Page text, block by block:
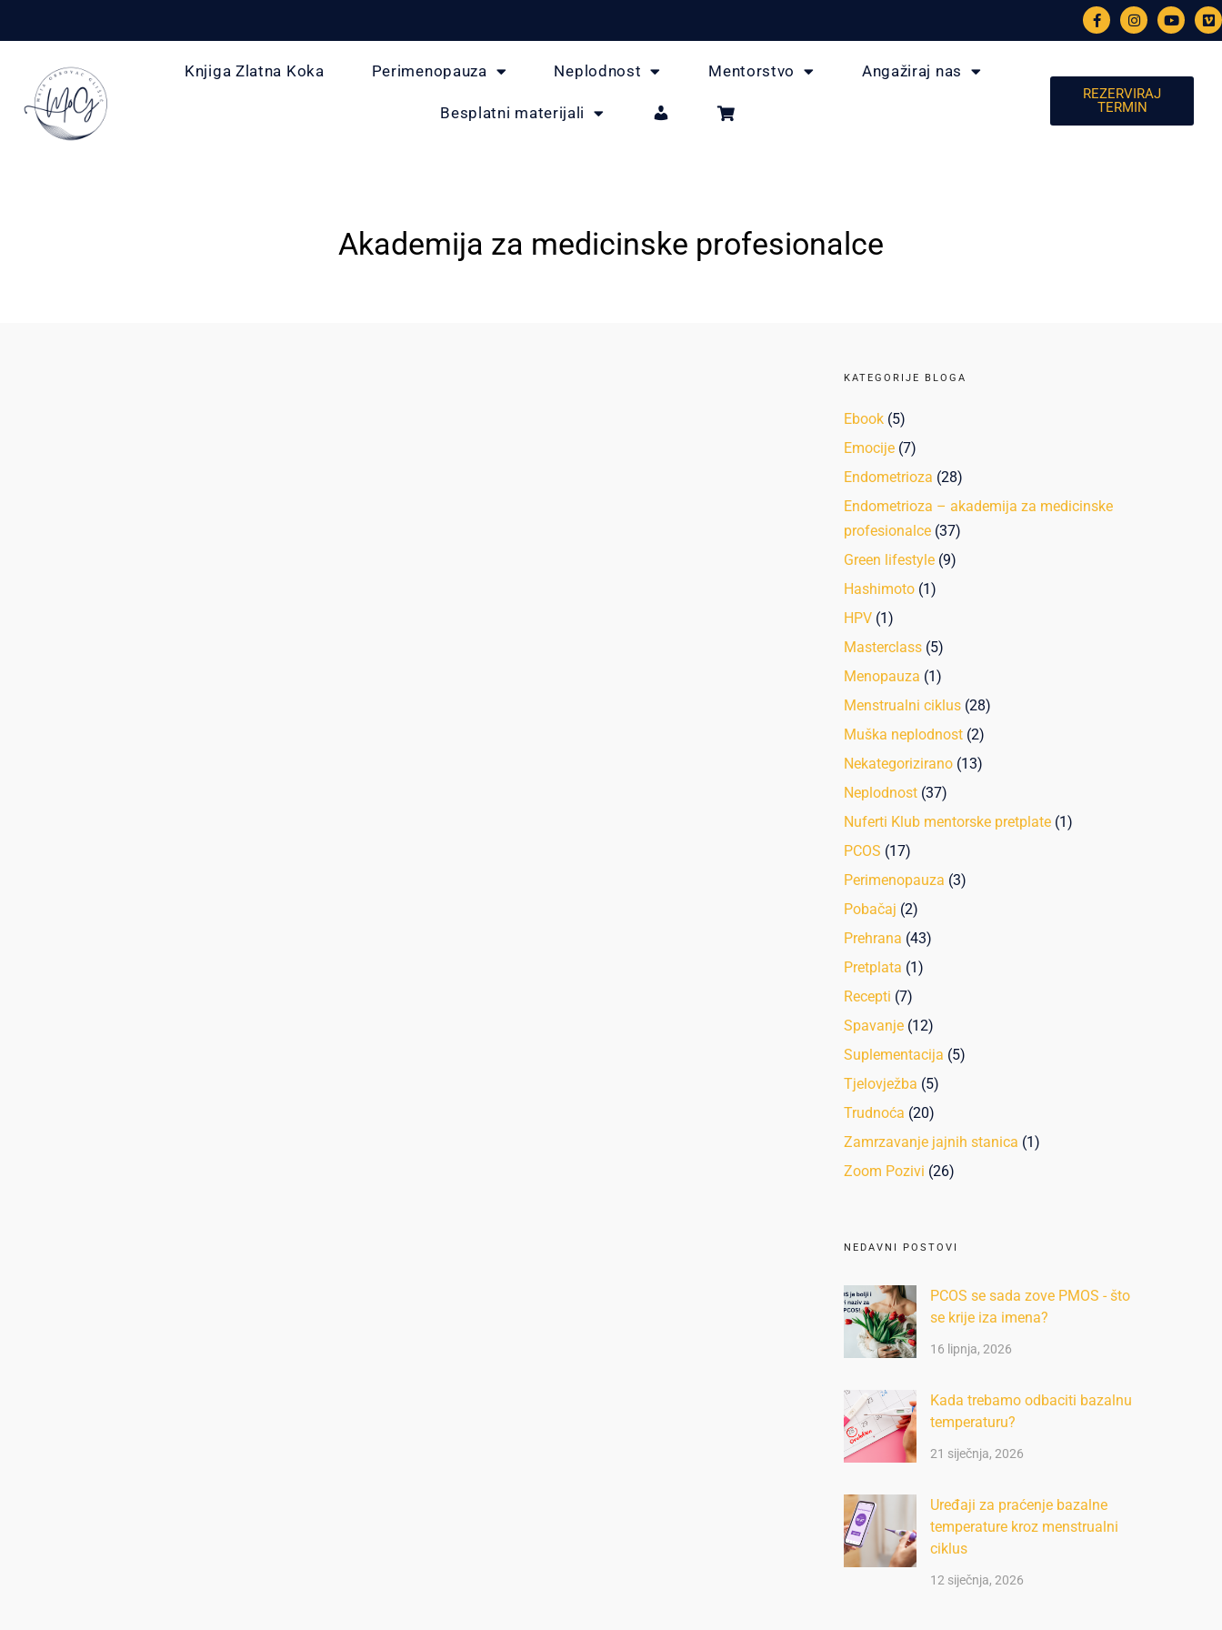
Knjiga Zlatna Koka Perimenopauza Neplodnost Mentorstvo Angažiraj nas
Besplatni materijali
REZERVIRAJ
TERMIN
Akademija za medicinske profesionalce
KATEGORIJE BLOGA
Ebook (5)
Emocije (7)
Endometrioza (28)
Endometrioza – akademija za medicinske
profesionalce (37)
Green lifestyle (9)
Hashimoto (1)
HPV (1)
Masterclass (5)
Menopauza (1)
Menstrualni ciklus (28)
Muška neplodnost (2)
Nekategorizirano (13)
Neplodnost (37)
Nuferti Klub mentorske pretplate (1)
PCOS (17)
Perimenopauza (3)
Pobačaj (2)
Prehrana (43)
Pretplata (1)
Recepti (7)
Spavanje (12)
Suplementacija (5)
Tjelovježba (5)
Trudnoća (20)
Zamrzavanje jajnih stanica (1)
Zoom Pozivi (26)
NEDAVNI POSTOVI
PCOS se sada zove PMOS - što
se krije iza imena?
16 lipnja, 2026
Kada trebamo odbaciti bazalnu
temperaturu?
21 siječnja, 2026
Uređaji za praćenje bazalne
temperature kroz menstrualni
ciklus
12 siječnja, 2026